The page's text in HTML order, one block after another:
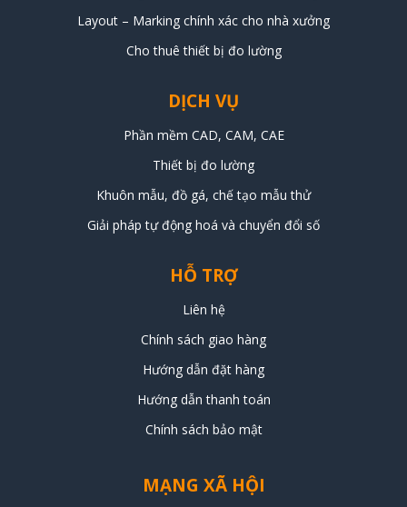
Layout – Marking chính xác cho nhà xưởng
Cho thuê thiết bị đo lường
DỊCH VỤ
Phần mềm CAD, CAM, CAE
Thiết bị đo lường
Khuôn mẫu, đồ gá, chế tạo mẫu thử
Giải pháp tự động hoá và chuyển đổi số
HỖ TRỢ
Liên hệ
Chính sách giao hàng
Hướng dẫn đặt hàng
Hướng dẫn thanh toán
Chính sách bảo mật
MẠNG XÃ HỘI